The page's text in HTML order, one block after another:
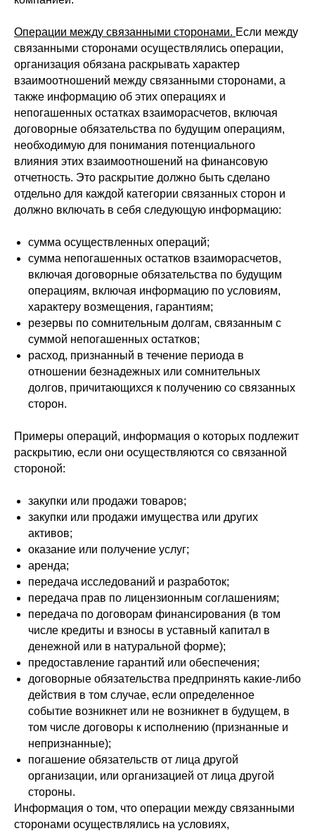
Операции между связанными сторонами. Если между
связанными сторонами осуществлялись операции,
организация обязана раскрывать характер
взаимоотношений между связанными сторонами, а
также информацию об этих операциях и
непогашенных остатках взаиморасчетов, включая
договорные обязательства по будущим операциям,
необходимую для понимания потенциального
влияния этих взаимоотношений на финансовую
отчетность. Это раскрытие должно быть сделано
отдельно для каждой категории связанных сторон и
должно включать в себя следующую информацию:
сумма осуществленных операций;
сумма непогашенных остатков взаиморасчетов,
включая договорные обязательства по будущим
операциям, включая информацию по условиям,
характеру возмещения, гарантиям;
резервы по сомнительным долгам, связанным с
суммой непогашенных остатков;
расход, признанный в течение периода в
отношении безнадежных или сомнительных
долгов, причитающихся к получению со связанных
сторон.
Примеры операций, информация о которых подлежит
раскрытию, если они осуществляются со связанной
стороной:
закупки или продажи товаров;
закупки или продажи имущества или других
активов;
оказание или получение услуг;
аренда;
передача исследований и разработок;
передача прав по лицензионным соглашениям;
передача по договорам финансирования (в том
числе кредиты и взносы в уставный капитал в
денежной или в натуральной форме);
предоставление гарантий или обеспечения;
договорные обязательства предпринять какие-либо
действия в том случае, если определенное
событие возникнет или не возникнет в будущем, в
том числе договоры к исполнению (признанные и
непризнанные);
погашение обязательств от лица другой
организации, или организацией от лица другой
стороны.
Информация о том, что операции между связанными
сторонами осуществлялись на условиях,